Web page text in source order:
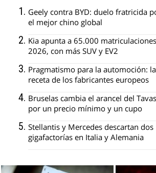
Geely contra BYD: duelo fratricida
el mejor chino global
Kia apunta a 65.000
2026, con más SUV y EV2
Pragmatismo para la automoción: la
receta de los fabricantes europeos
Bruselas cambia el arancel del
por un precio mínimo y un cupo
Stellantis y Mercedes descartan dos
gigafactorías en Italia y Alemania